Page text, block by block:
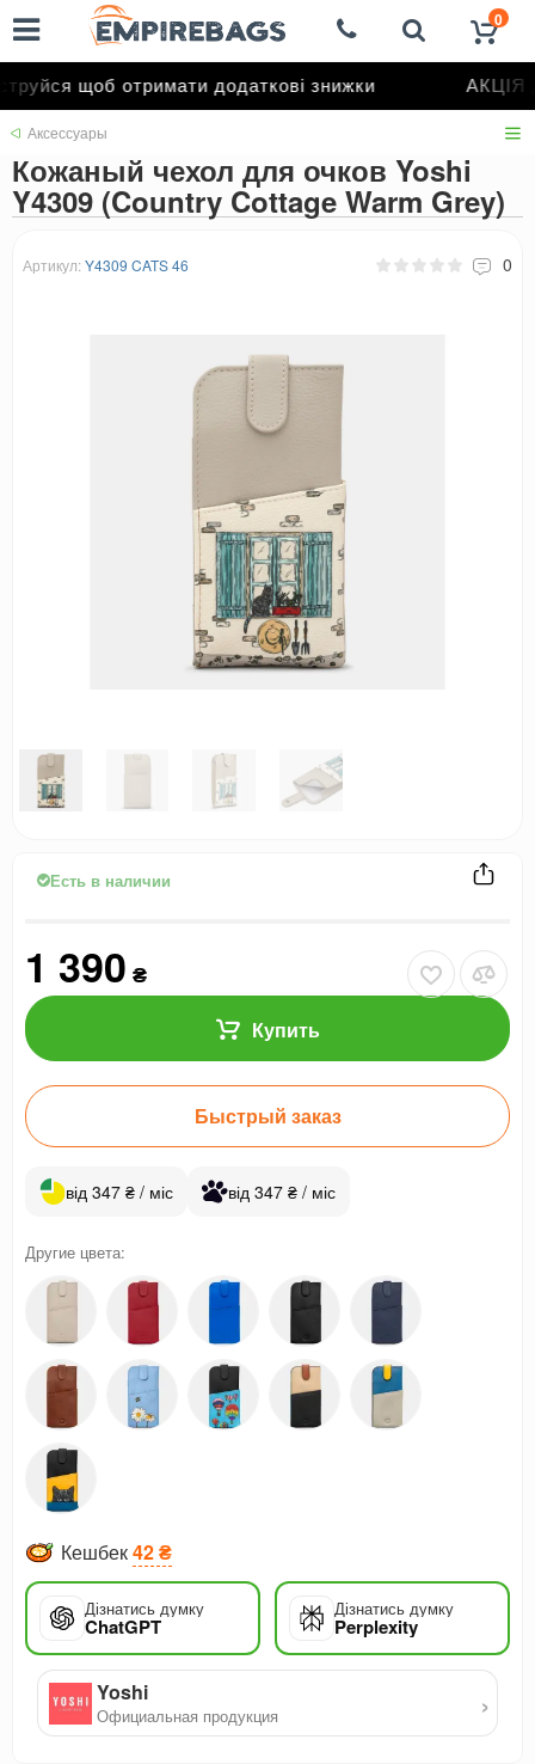
щоб отримати додаткові знижки АКЦІЯ
0
Аксессуары
Кожаный чехол для очков Yoshi
Y4309 (Country Cottage Warm Grey)
Артикул: Y4309 CATS 46 0
Есть в наличии
1 390 ₴
Купить
Быстрый заказ
від 347 ₴ / міс від 347 ₴ / міс
Другие цвета:
Кешбек42 ₴
Дізнатись думку
ChatGPT
Дізнатись думку
Perplexity
Yoshi
Официальная продукция ›